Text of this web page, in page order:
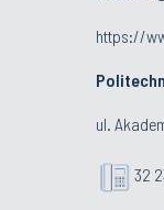
https://
ul.
32